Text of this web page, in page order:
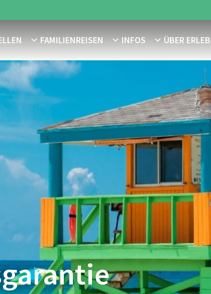
FAMILIENREISEN INFOS ÜBER